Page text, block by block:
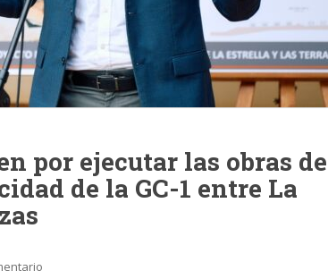
por ejecutar las obras de
de la GC-1 entre La